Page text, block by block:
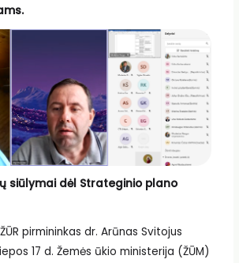
siūlymai dėl Strateginio plano
pirmininkas dr. Arūnas Svitojus
17 d. Žemės ūkio ministerija (ŽŪM)